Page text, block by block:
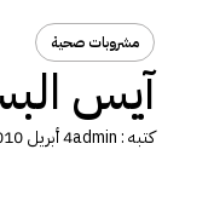
مشروبات صحية
آيس
كتبه :admin4 أبريل 2010